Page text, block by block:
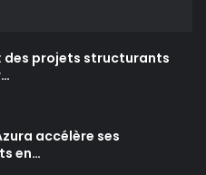
des projets structurants
accélère ses
en…